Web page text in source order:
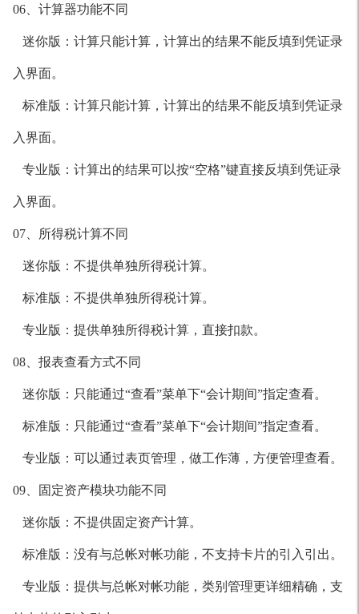
06、计算器功能不同
迷你版：计算只能计算，计算出的结果不能反填到凭证录
入界面。
标准版：计算只能计算，计算出的结果不能反填到凭证录
入界面。
专业版：计算出的结果可以按“空格”键直接反填到凭证录
入界面。
07、所得税计算不同
迷你版：不提供单独所得税计算。
标准版：不提供单独所得税计算。
专业版：提供单独所得税计算，直接扣款。
08、报表查看方式不同
迷你版：只能通过“查看”菜单下“会计期间”指定查看。
标准版：只能通过“查看”菜单下“会计期间”指定查看。
专业版：可以通过表页管理，做工作薄，方便管理查看。
09、固定资产模块功能不同
迷你版：不提供固定资产计算。
标准版：没有与总帐对帐功能，不支持卡片的引入引出。
专业版：提供与总帐对帐功能，类别管理更详细精确，支